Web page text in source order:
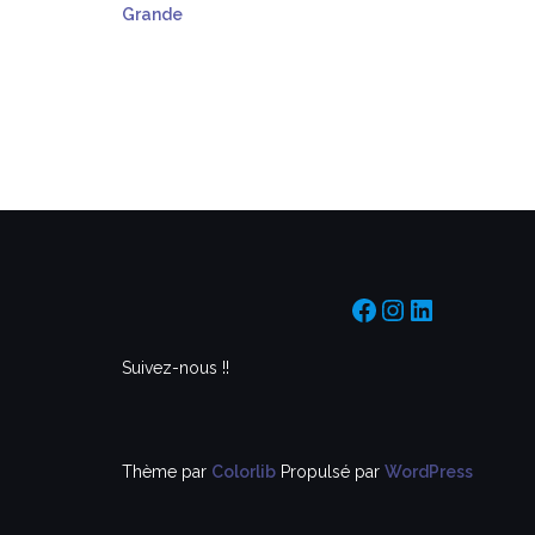
Grande
https://
https://
https://
Suivez-nous !!
Thème par Colorlib Propulsé par WordPress